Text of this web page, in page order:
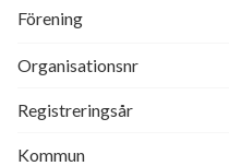
Förening
Organisationsnr
Registreringsår
Kommun